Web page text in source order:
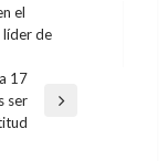
el
líder de
17
ser